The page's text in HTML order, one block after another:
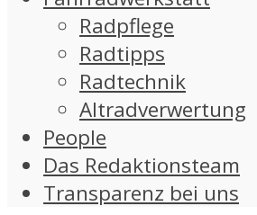
Radpflege
Radtipps
Radtechnik
Altradverwertung
People
Das Redaktionsteam
Transparenz bei uns